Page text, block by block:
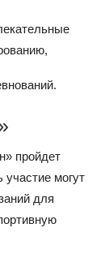
пройдет
участие могут
для